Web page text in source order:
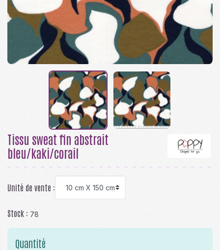
Tissu sweat fin abstrait
bleu/kaki/corail
Unité de vente :
Stock : 78
Quantité